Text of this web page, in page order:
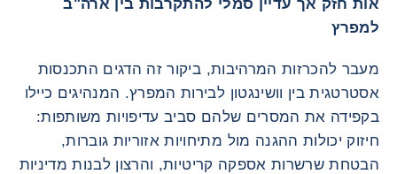
אות חזק אך עדיין סמלי להתקרבות בין ארה"ב
למפרץ
מעבר להכרזות המרהיבות, ביקור זה הדגים התכנסות
אסטרטגית בין וושינגטון לבירות המפרץ. המנהיגים כיילו
בקפידה את המסרים שלהם סביב עדיפויות משותפות:
חיזוק יכולות ההגנה מול מתיחויות אזוריות גוברות,
הבטחת שרשרות אספקה קריטיות, והרצון לבנות מדיניות